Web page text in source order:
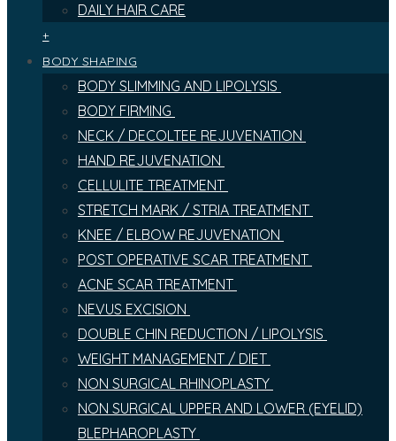
DAILY HAIR CARE
+
BODY SHAPING
BODY SLIMMING AND LIPOLYSIS
BODY FIRMING
NECK / DECOLTEE REJUVENATION
HAND REJUVENATION
CELLULITE TREATMENT
STRETCH MARK / STRIA TREATMENT
KNEE / ELBOW REJUVENATION
POST OPERATIVE SCAR TREATMENT
ACNE SCAR TREATMENT
NEVUS EXCISION
DOUBLE CHIN REDUCTION / LIPOLYSIS
WEIGHT MANAGEMENT / DIET
NON SURGICAL RHINOPLASTY
NON SURGICAL UPPER AND LOWER (EYELID)
BLEPHAROPLASTY